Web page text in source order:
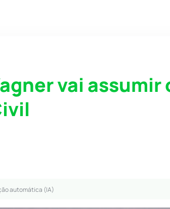
vai
automática (IA)